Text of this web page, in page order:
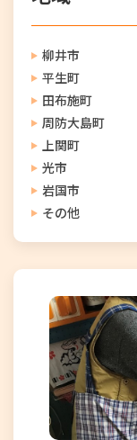
柳井市
平生町
田布施町
周防大島町
上関町
光市
岩国市
その他